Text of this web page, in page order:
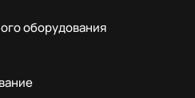
оборудования